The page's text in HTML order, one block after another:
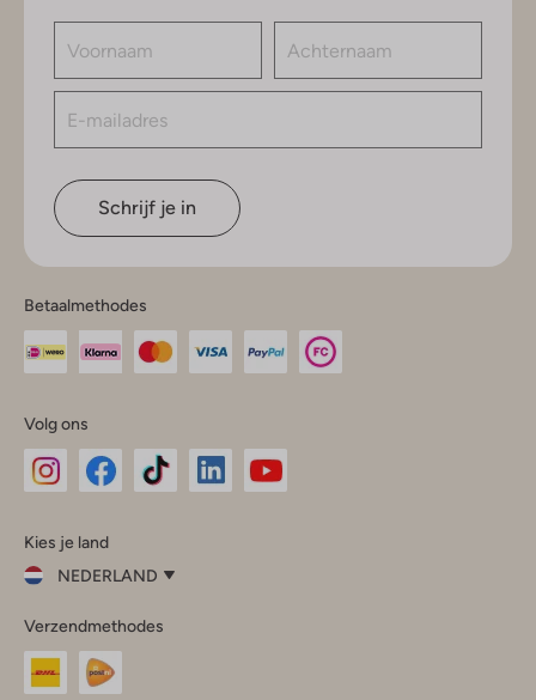
Schrijf je in
Betaalmethodes
Volg ons
InstagramFacebook
Kies je land
NEDERLAND
je
land
Nederland
Verzendmethodes